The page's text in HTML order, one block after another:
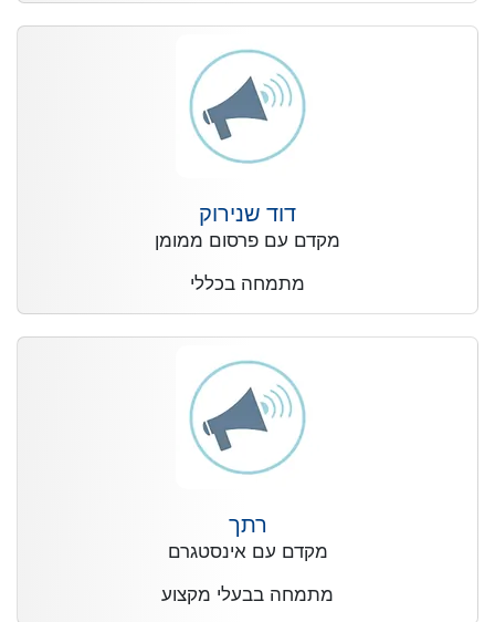
דוד שנירוק
מקדם עם פרסום ממומן
מתמחה בכללי
רתך
מקדם עם אינסטגרם
מתמחה בבעלי מקצוע